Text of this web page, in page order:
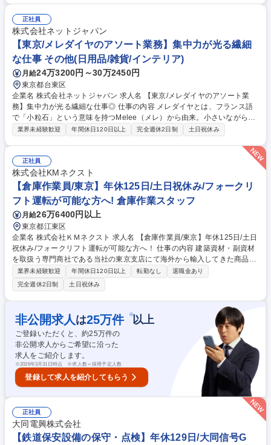
約などを踏まえ、向こう数週間～数カ月の倉庫・物流キャパシティ計画を
関係者と調整■キャパシティ不足や需給ギャップが見込まれる場合に、課
題を整理し、優先順位付けや代替案の検討リード■部門間で異なる前提・
制約・意思決定事項を可視化し、合意形成を促進することで、計画の実行
可能性を高める 募集職種 【東京】SCM領域 Sales & Operations Plannin
gスペシャリスト
正社員
株式会社ネットジャパン
【東京/メレダイヤのアソート業務】集中力が光る繊細
な仕事 その他(日用品/雑貨/インテリア)
月給24万3200円～30万2450円
東京都台東区
企業名 株式会社ネットジャパン 求人名 【東京/メレダイヤのアソート業
務】集中力が光る繊細な仕事◎ 仕事の内容 メレダイヤとは、フランス語
で「小粒石」という意味を持つMelee（メレ）から由来。小さいながらも
たくさんの光を集めて反射し、指輪のセンターダイヤを引き立てるように
ずは器具（ピンセットやルーペなど）の使い方やダイヤモンドと他の宝石
（ルビー/サファイア/エメラルド等）、ダイヤモンド類似石（キュービッ
クジルコニア等）の判別ができるようそれぞれの特徴を習得して頂き、慣
れてきたらアソート業務の習得に移ります。 募集職種 【東京/メレダイヤ
のアソート業務】集中力が光る繊細な仕事◎
業界未経験歓迎 年間休日120日以上 完全週休2日制 土日祝休み
正社員
株式会社KMネクスト
【倉庫作業員/東京】年休125日/土日祝休み/フォークリ
フト運転が可能な方へ! 倉庫作業スタッフ
月給26万6400円以上
東京都江東区
企業名 株式会社ＫＭネクスト 求人名 【倉庫作業員/東京】年休125日/土日
祝休み/フォークリフト運転が可能な方へ！ 仕事の内容 建築資材・副資材
を取扱う専門商社である当社の東京支店にて海外から輸入してきた商品の
収納や、出荷のサポート 等をお任せいたします。業務の詳細については下
記の通りとなります。 【業務詳細】・商品の荷下ろし、倉庫への収納 ・
トラックへ積み込みのお手伝い ・荷物を取りに来るお客様の対応 ・出荷
のための簡単な荷造り 等 【業務について】一部重量物（10Kg以上）の運
搬をいただくことがございます。 【取扱商品】 断熱材、スチロール、内
装関連資材・砥石、住宅資材、止水資材、土木資材、養生資材、塗装資
材、保安資材、袋関係、現場必需品、清掃用品、塩ビパイプ 等 募集職種
【倉庫作業員/東京】年休125日/土日祝休み/フォークリフト運転が可能な
方へ！
業界未経験歓迎 年間休日120日以上 転勤なし
退職金あり
完全週休2日制
土日祝休み
非公開求人 は25万件 ※以上
ご登録いただくと、約25万件の
非公開求人からご希望に沿った
求人をご紹介します。
※2026年3月31日時点 ※求人数＝採用予定人数
登録して求人を紹介してもらう
正社員
大同電興株式会社
【鉄道保安設備の保守・点検】年休129日/大同信号G